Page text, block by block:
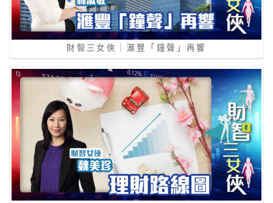
財智三女俠｜滙豐「鐘聲」再響